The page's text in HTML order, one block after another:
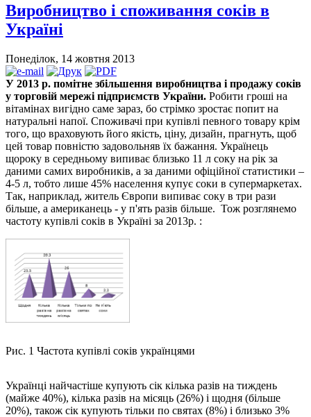
Виробництво і споживання соків в
Україні
Понеділок, 14 жовтня 2013
У 2013 р. помітне збільшення виробництва і продажу соків
у торговій мережі підприємств України. Робити гроші на
вітамінах вигідно саме зараз, бо стрімко зростає попит на
натуральні напої. Споживачі при купівлі певного товару крім
того, що враховують його якість, ціну, дизайн, прагнуть, щоб
цей товар повністю задовольняв їх бажання. Українець
щороку в середньому випиває близько 11 л соку на рік за
даними самих виробників, а за даними офіційної статистики –
4-5 л, тобто лише 45% населення купує соки в супермаркетах.
Так, наприклад, житель Європи випиває соку в три рази
більше, а американець - у п'ять разів більше. Тож розглянемо
частоту купівлі соків в Україні за 2013р. :
Рис. 1 Частота купівлі соків українцями
Українці найчастіше купують сік кілька разів на тиждень
(майже 40%), кілька разів на місяць (26%) і щодня (більше
20%), також сік купують тільки по святах (8%) і близько 3%